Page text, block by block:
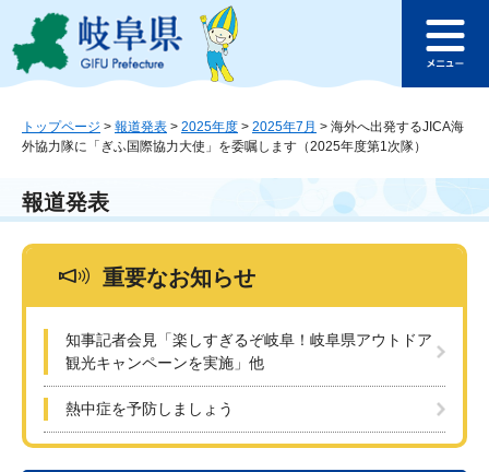
ジ
ュ
本
このページの本文へ
ュ
トップページ > 報道発表 > 2025年度 > 2025年7月 > 海外へ出発するJICA海
外協力隊に「ぎふ国際協力大使」を委嘱します（2025年度第1次隊）
報道発表
重要なお知らせ
知事記者会見「楽しすぎるぞ岐阜！岐阜県アウトドア
観光キャンペーンを実施」他
熱中症を予防しましょう